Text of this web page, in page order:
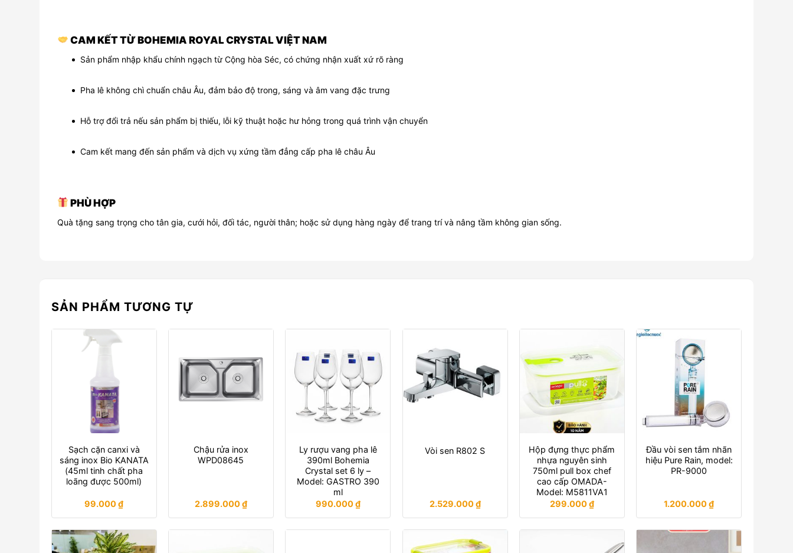
CAM KẾT TỪ BOHEMIA ROYAL CRYSTAL VIỆT NAM
Sản phẩm nhập khẩu chính ngạch từ Cộng hòa Séc, có chứng nhận xuất xứ rõ ràng
Pha lê không chì chuẩn châu Âu, đảm bảo độ trong, sáng và âm vang đặc trưng
Hỗ trợ đổi trả nếu sản phẩm bị thiếu, lỗi kỹ thuật hoặc hư hỏng trong quá trình vận chuyển
Cam kết mang đến sản phẩm và dịch vụ xứng tầm đẳng cấp pha lê châu Âu
PHÙ HỢP
Quà tặng sang trọng cho tân gia, cưới hỏi, đối tác, người thân; hoặc sử dụng hàng ngày để trang trí và nâng tầm không gian sống.
SẢN PHẨM TƯƠNG TỰ
Sạch cặn canxi và
sáng inox Bio KANATA
(45ml tinh chất pha
loãng được 500ml)
99.000₫
Chậu rửa inox
WPD08645
2.899.000₫
Ly rượu vang pha lê
390ml Bohemia
Crystal set 6 ly –
Model: GASTRO 390
ml
990.000₫
Vòi sen R802 S
2.529.000₫
Hộp đựng thực phẩm
nhựa nguyên sinh
750ml pull box chef
cao cấp OMADA-
Model: M5811VA1
299.000₫
Đầu vòi sen tắm nhãn
hiệu Pure Rain, model:
PR-9000
1.200.000₫